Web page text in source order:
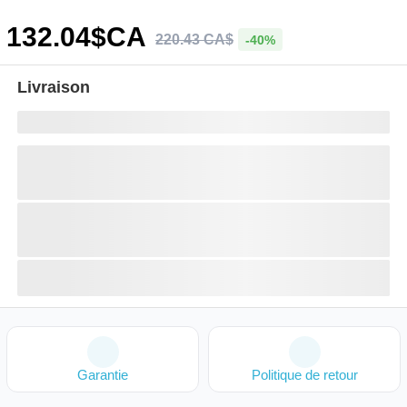
132.04$CA 220.43CA$ -40%
Livraison
Garantie Politique de retour